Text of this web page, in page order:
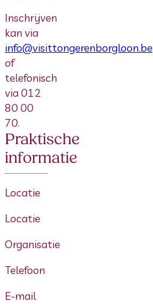
Inschrijven
kan via
info@visittongerenborgloon.be
of
telefonisch
via 012
80 00
70.
Praktische
informatie
Locatie
Locatie
Organisatie
Telefoon
E-mail